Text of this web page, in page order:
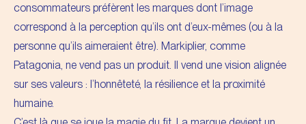
consommateurs préfèrent les marques dont l’image
correspond à la perception qu’ils ont d’eux-mêmes (ou à la
personne qu’ils aimeraient être). Markiplier, comme
Patagonia, ne vend pas un produit. Il vend une vision alignée
sur ses valeurs : l’honnêteté, la résilience et la proximité
humaine.